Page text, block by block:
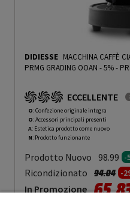
DIDIESSE MACCHINA CAFFÈ
PRMG GRADING OOAN - 5%-
ECCELLENTE
O: Confezione originale integra
O: Accessori principali presenti
A: Estetica prodotto come nuovo
N: Prodotto funzionante
Prodotto Nuovo 98.99 -
Ricondizionato Prezzo
94.04a-
In Promozione